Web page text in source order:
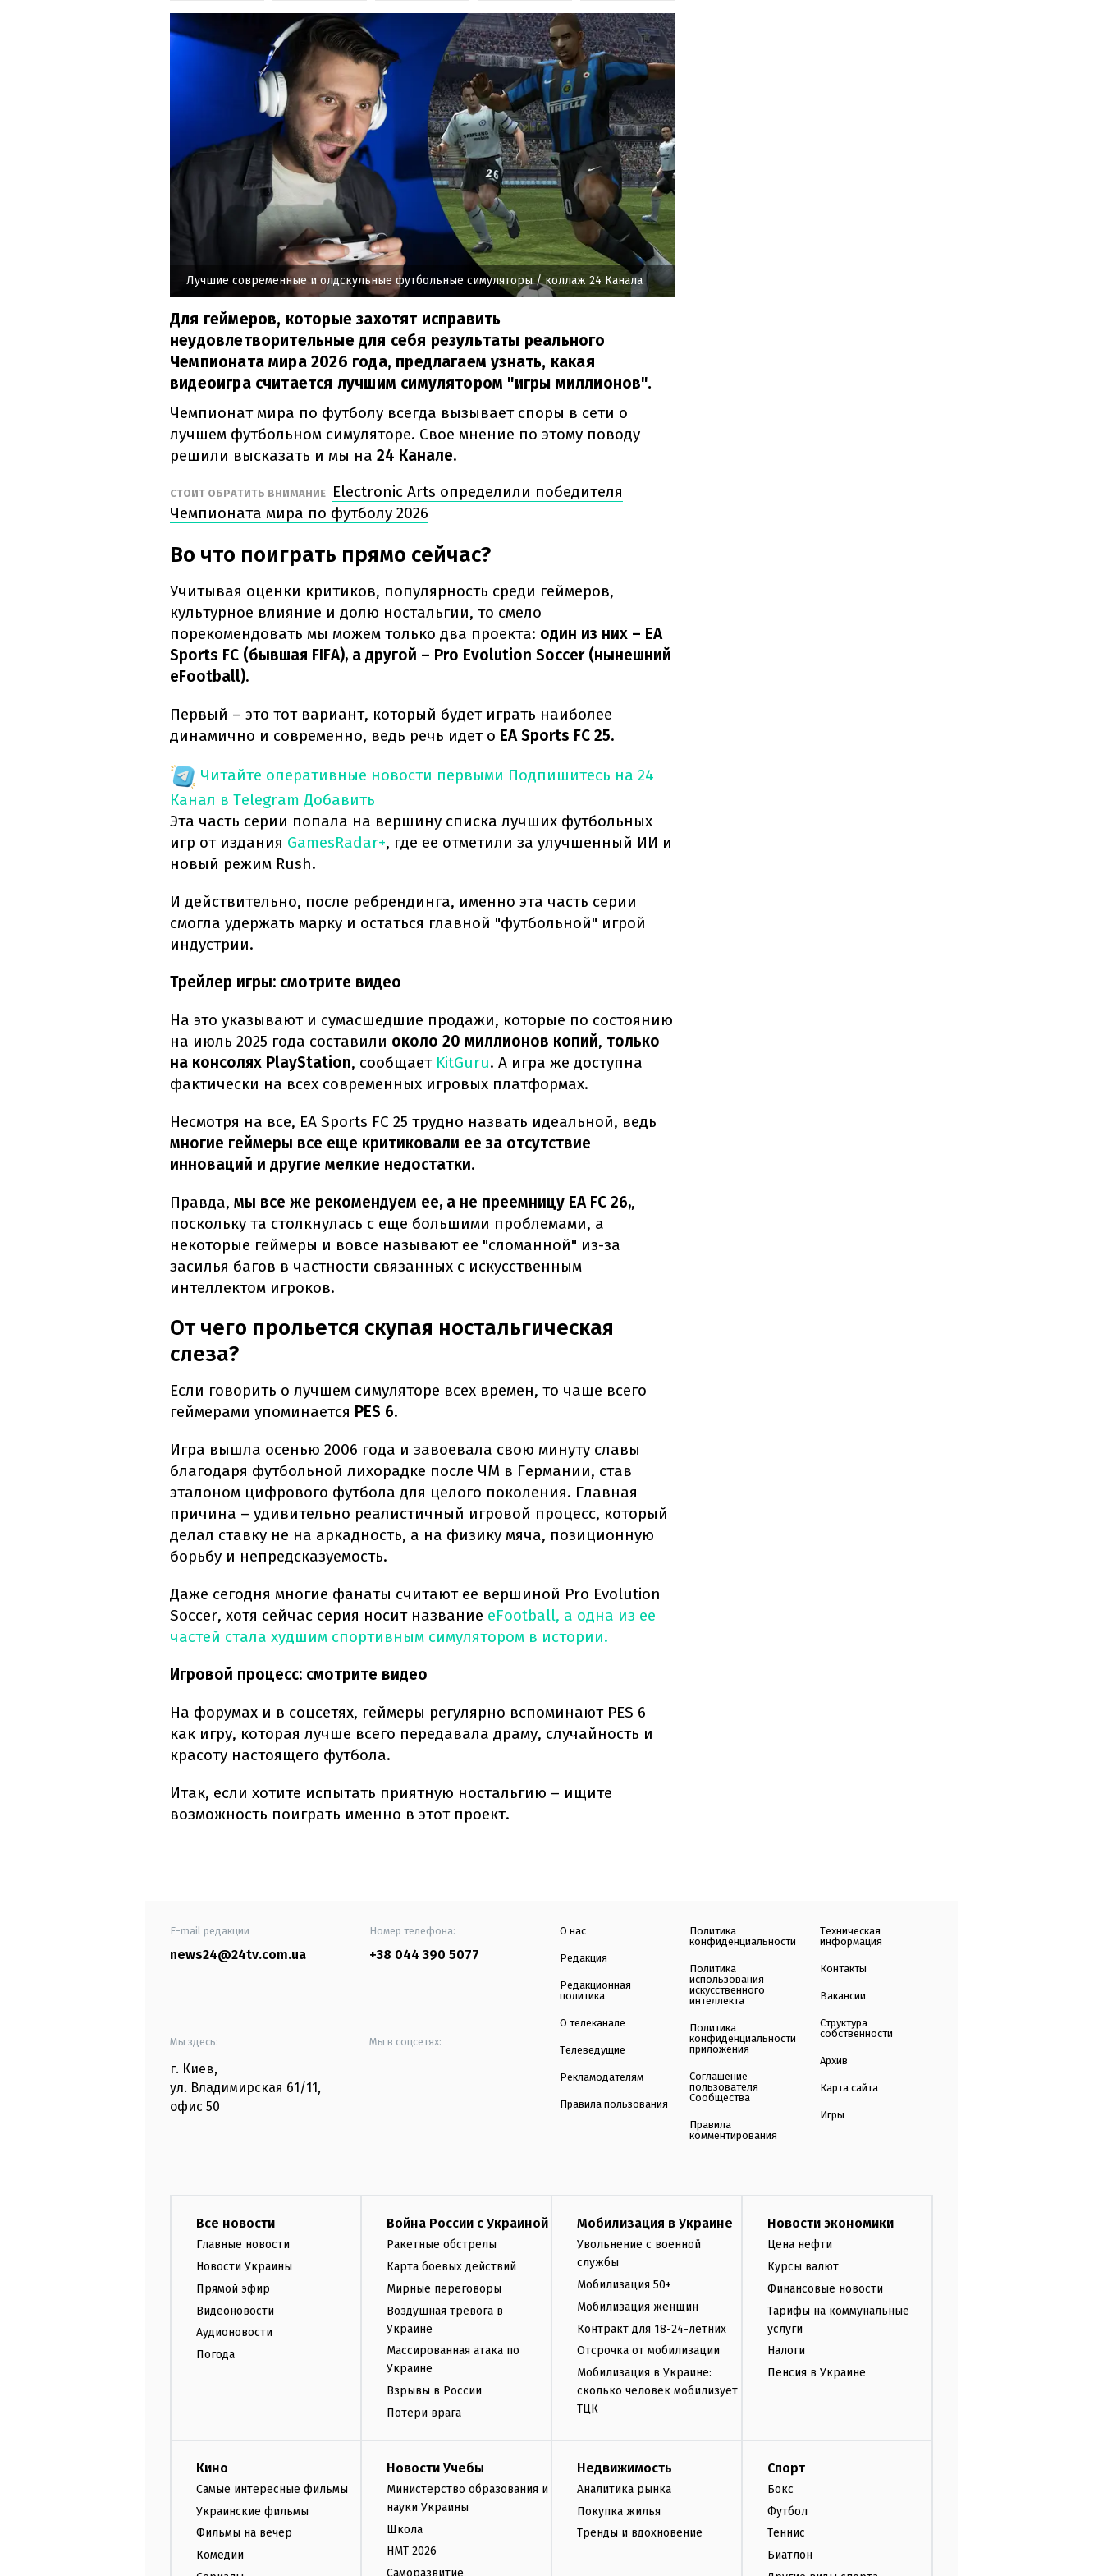
Лучшие современные и олдскульные футбольные симуляторы/ коллаж 24 Канала
Для геймеров, которые захотят исправить
неудовлетворительные для себя результаты реального
Чемпионата мира 2026 года, предлагаем узнать, какая
видеоигра считается лучшим симулятором "игры миллионов".
Чемпионат мира по футболу всегда вызывает споры в сети о
лучшем футбольном симуляторе. Свое мнение по этому поводу
решили высказать и мы на 24 Канале.
СТОИТ ОБРАТИТЬ ВНИМАНИЕ
Electronic Arts определили победителя
Чемпионата мира по футболу 2026
Во что поиграть прямо сейчас?
Учитывая оценки критиков, популярность среди геймеров,
культурное влияние и долю ностальгии, то смело
порекомендовать мы можем только два проекта: один из них – EA
Sports FC (бывшая FIFA), а другой – Pro Evolution Soccer (нынешний
eFootball).
Первый – это тот вариант, который будет играть наиболее
динамично и современно, ведь речь идет о EA Sports FC 25.
Читайте оперативные новости первыми Подпишитесь на 24
Канал в Telegram Добавить
Эта часть серии попала на вершину списка лучших футбольных
игр от издания GamesRadar+, где ее отметили за улучшенный ИИ и
новый режим Rush.
И действительно, после ребрендинга, именно эта часть серии
смогла удержать марку и остаться главной "футбольной" игрой
индустрии.
Трейлер игры: смотрите видео
На это указывают и сумасшедшие продажи, которые по состоянию
на июль 2025 года составили около 20 миллионов копий, только
на консолях PlayStation, сообщает KitGuru. А игра же доступна
фактически на всех современных игровых платформах.
Несмотря на все, EA Sports FC 25 трудно назвать идеальной, ведь
многие геймеры все еще критиковали ее за отсутствие
инноваций и другие мелкие недостатки.
Правда, мы все же рекомендуем ее, а не преемницу EA FC 26,,
поскольку та столкнулась с еще большими проблемами, а
некоторые геймеры и вовсе называют ее "сломанной" из-за
засилья багов в частности связанных с искусственным
интеллектом игроков.
От чего прольется скупая ностальгическая
слеза?
Если говорить о лучшем симуляторе всех времен, то чаще всего
геймерами упоминается PES 6.
Игра вышла осенью 2006 года и завоевала свою минуту славы
благодаря футбольной лихорадке после ЧМ в Германии, став
эталоном цифрового футбола для целого поколения. Главная
причина – удивительно реалистичный игровой процесс, который
делал ставку не на аркадность, а на физику мяча, позиционную
борьбу и непредсказуемость.
Даже сегодня многие фанаты считают ее вершиной Pro Evolution
Soccer, хотя сейчас серия носит название eFootball, а одна из ее
частей стала худшим спортивным симулятором в истории.
Игровой процесс: смотрите видео
На форумах и в соцсетях, геймеры регулярно вспоминают PES 6
как игру, которая лучше всего передавала драму, случайность и
красоту настоящего футбола.
Итак, если хотите испытать приятную ностальгию – ищите
возможность поиграть именно в этот проект.
E-mail редакции
news24@24tv.com.ua
Номер телефона:
+38 044 390 5077
Мы здесь:
г. Киев,
ул. Владимирская 61/11,
офис 50
Мы в соцсетях:
О нас
Редакция
Редакционная
политика
О телеканале
Телеведущие
Рекламодателям
Правила пользования
Политика
конфиденциальности
Политика
использования
искусственного
интеллекта
Политика
конфиденциальности
приложения
Соглашение
пользователя
Сообщества
Правила
комментирования
Техническая
информация
Контакты
Вакансии
Структура
собственности
Архив
Карта сайта
Игры
Все новости
Главные новости
Новости Украины
Прямой эфир
Видеоновости
Аудионовости
Погода
Война России с Украиной
Ракетные обстрелы
Карта боевых действий
Мирные переговоры
Воздушная тревога в
Украине
Массированная атака по
Украине
Взрывы в России
Потери врага
Мобилизация в Украине
Увольнение с военной
службы
Мобилизация 50+
Мобилизация женщин
Контракт для 18-24-летних
Отсрочка от мобилизации
Мобилизация в Украине:
сколько человек мобилизует
ТЦК
Новости экономики
Цена нефти
Курсы валют
Финансовые новости
Тарифы на коммунальные
услуги
Налоги
Пенсия в Украине
Кино
Самые интересные фильмы
Украинские фильмы
Фильмы на вечер
Комедии
Новости Учебы
Министерство образования и
науки Украины
Школа
НМТ 2026
Недвижимость
Аналитика рынка
Покупка жилья
Тренды и вдохновение
Спорт
Бокс
Футбол
Теннис
Биатлон